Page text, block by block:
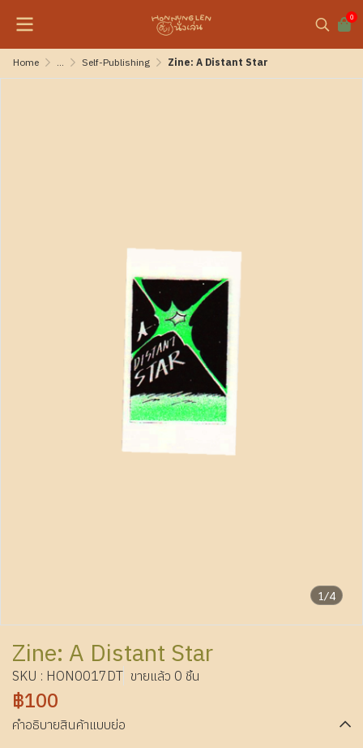
0
Home ... Self-Publishing Zine: A Distant Star
1/4
Zine: A Distant Star
SKU : HON0017DT ขายแล้ว 0 ชิ้น
฿100
คำอธิบายสินค้าแบบย่อ